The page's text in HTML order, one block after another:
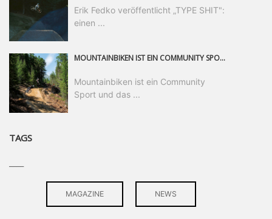
Erik Fedko veröffentlicht „TYPE SHIT":
einen ...
MOUNTAINBIKEN IST EIN COMMUNITY SPORT UND DAS BEWEIST SICH IN DER BIKE REPUBLIC SÖLDEN GERADE EINDRUCKSVOLL AUF ALLEN LEVELN. FREERIDE PROFI, SHAPERIN UND FRISCH GEWÄHLTE SWATCH NINES MVP VERO SANDLER IST BEGEISTERT VON DER VIELFALT DER BIKE DESTINATION, DER NEUEN JUMPLINE UND PLÄDIERT FÜR MUT BEI (FRAUEN) COMMUNITIES. VERO UND IHR VERLOBTER SAM HODGES VERBRINGEN MEHRERE MONATE IN DER BIKE REPUBLIC UND LASSEN UNS DARAN TEILHABEN. UM COMMUNITY GEHT ES AUCH BEI DER PARTNERSCHAFT ZWISCHEN SÖLDEN UND DEM NEUEN RIDERS PARK DONOVALY IN DER SLOWAKEI: DER DORTIGE TOURISMUSDIREKTOR JIRI PEC IST ÜBERZEUGT: VON MEHR BIKEPARKS PROFITIERT DIE GANZE MTB-SZENE – UND MIT DOMINIK LINSER, GESCHÄFTSFÜHRER DER BRS, HAT ER DAMIT DEN PERFEKTEN PARTNER GEFUNDEN.
Mountainbiken ist ein Community
Sport und das ...
TAGS
MAGAZINE NEWS